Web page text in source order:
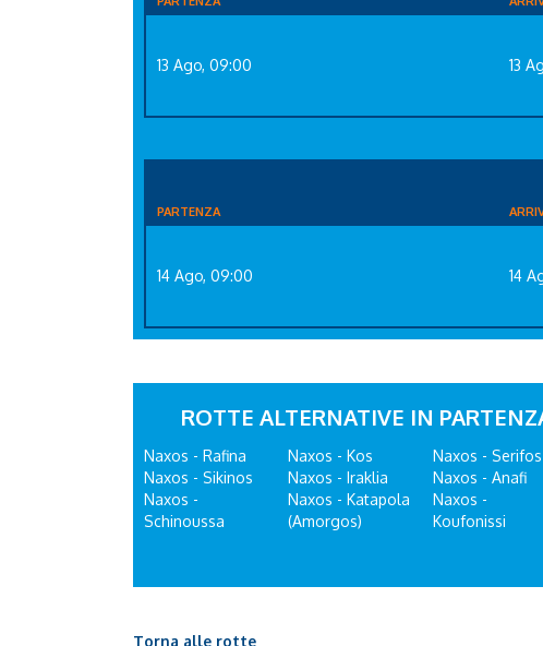
13 Ago, 09:00 13
PARTENZA
14 Ago, 09:00 14
ROTTE ALTERNATIVE IN
Naxos - Rafina
Naxos - Sikinos
Naxos -
Schinoussa
Naxos - Kos
Naxos - Iraklia
Naxos - Katapola
(Amorgos)
Naxos - Serifos
Naxos - Anafi
Naxos -
Koufonissi
Torna alle rotte